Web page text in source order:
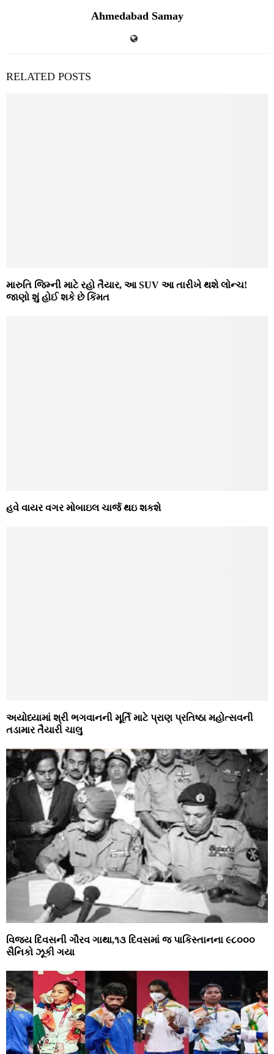
Ahmedabad Samay
RELATED POSTS
મારુતિ જિમ્ની માટે રહો તૈયાર, આ SUV આ તારીખે થશે લોન્ચ!
જાણો શું હોઈ શકે છે કિંમત
હવે વાયર વગર મોબાઇલ ચાર્જ થઇ શકશે
અયોધ્‍યામાં શ્રી ભગવાનની મૂર્તિ માટે પ્રાણ પ્રતિષ્‍ઠા મહોત્‍સવની
તડામાર તૈયારી ચાલુ
વિજય દિવસની ગૌરવ ગાથા,૧૩ દિવસમાં જ પાકિસ્તાનના ૯૮૦૦૦
સૈનિકો ઝૂકી ગયા